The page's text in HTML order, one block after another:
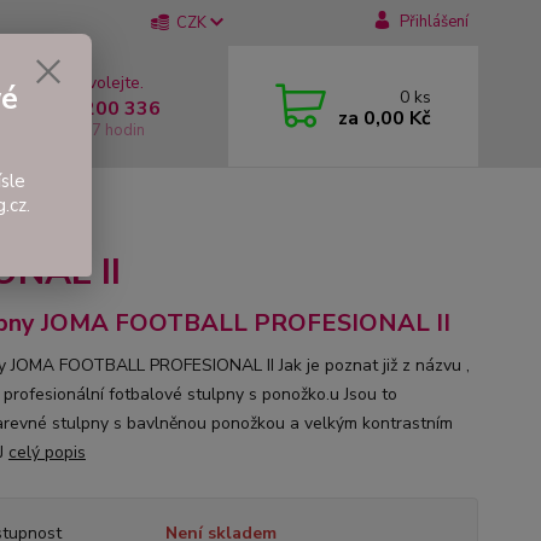
CZK Přihlášení
si rady? Zavolejte.
737 200 336
Pátek: 8 - 17 hodin
0 ks
za 0,00 Kč
II
JOMA FOOTBALL PROFESIONAL II
JOMA FOOTBALL PROFESIONAL II Jak je poznat již z názvu ,
fotbalové stulpny s ponožko.u Jsou to
stulpny s bavlněnou ponožkou a velkým kontrastním
celý popis
Není skladem